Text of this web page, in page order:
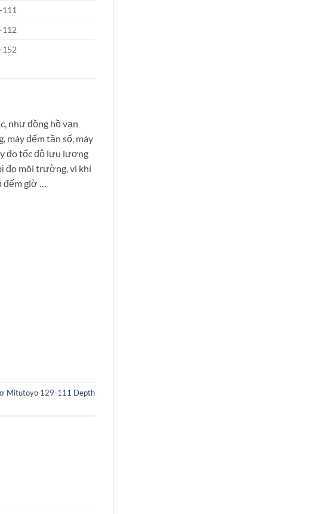
111
112
152
như đồng hồ vạn
máy đếm tần số, máy
đo tốc độ lưu lượng
đo môi trường, vi khí
đếm giờ …
Mitutoyo 129-111 Depth